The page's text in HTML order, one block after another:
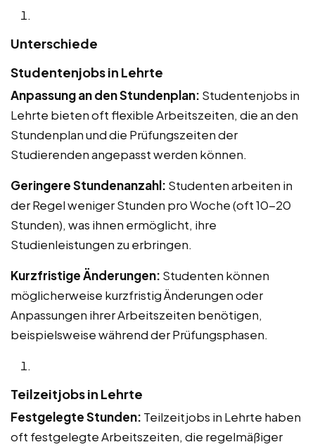
Unterschiede
Studentenjobs in Lehrte
Anpassung an den Stundenplan: Studentenjobs in
Lehrte bieten oft flexible Arbeitszeiten, die an den
Stundenplan und die Prüfungszeiten der
Studierenden angepasst werden können.
Geringere Stundenanzahl: Studenten arbeiten in
der Regel weniger Stunden pro Woche (oft 10-20
Stunden), was ihnen ermöglicht, ihre
Studienleistungen zu erbringen.
Kurzfristige Änderungen: Studenten können
möglicherweise kurzfristig Änderungen oder
Anpassungen ihrer Arbeitszeiten benötigen,
beispielsweise während der Prüfungsphasen.
Teilzeitjobs in Lehrte
Festgelegte Stunden: Teilzeitjobs in Lehrte haben
oft festgelegte Arbeitszeiten, die regelmäßiger